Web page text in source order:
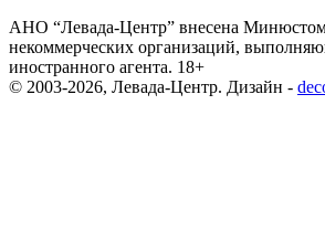
АНО “Левада-Центр” внесена Минюстом
некоммерческих организаций,
иностранного агента. 18+
© 2003-2026, Левада-Центр. Дизайн -